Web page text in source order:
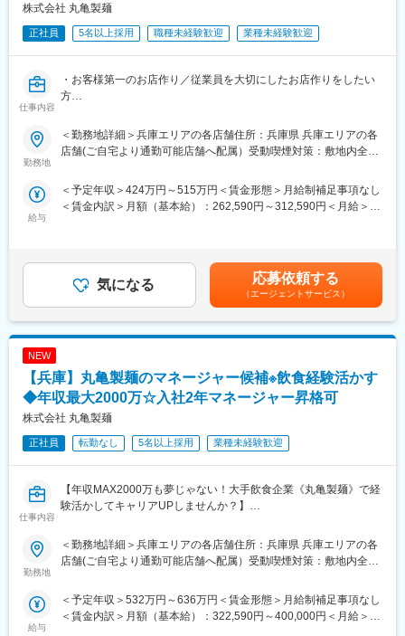
り」を大切にしています。
・店長本来の業務に集中できる環境：報告業務のシステム化やオ
ペレーションの改良を続け、店長が本来の業務に集中できる環境
を整えています。
丸亀製麺での店長候補として、あなたのキャリアを大きく広げ、
変更の範囲：会社の定める業務
■研修体制：
充実した研修体制により着実にキャリアアップを目指せます
・集合研修（2日間）：経営理念や社内規定を学び、企業理解を深
める
・基礎研修（3ヶ月間）：店舗デビュー前に基本をしっかりと身に
付けます
■キャリアパス：
の機会が豊富です。
キャリアアップの例：
さらに社内公募に挑戦し、教育研修や商品開発、海外部門など他
部門で活躍することも可能です。
■丸亀製麺の魅力：
・お客様満足を第一に： 店長の評価は【売上/利益2割、お客様満
・こだわりとぬくもり：ただチェーン店を増やすのではなく、店
舗ごとの「こだわり」を重視し、人でしか提供できない「ぬくも
り」を大切にしています。
・店長本来の業務に集中できる環境：報告業務のシステム化やオ
ペレーションの改良を続け、店長が本来の業務に集中できる環境
を整えています。
丸亀製麺での店長候補として、あなたのキャリアを大きく広げ、
成長してみませんか？
変更の範囲：会社の定める業務
株式会社 丸亀製麺
正社員 5名以上採用 職種未経験歓迎 業種未経験歓迎
仕事内容
・お客様第一のお店作り／従業員を大切にしたお店作りをしたい
方
える方
・麺職人／ハピカン制度による取り組み／海外や本部へのキャリ
アアップなど店舗責任者以外のキャリア選択も豊富！
■業務内容：【変更の範囲：会社の定める業務】
「丸亀製麺」の社員として、以下業務に従事頂きます。
・品質管理、衛生管理
・売上管理、発注作業など、店舗運営業務全般を担当します。
現場での調理作業や店舗運営をしっかりと学んでいただきます。
■研修制度
・集合研修（2日間）：経営理念や社内規定を学び、企業理解を深
める
・基礎研修（3ヶ月間）：店舗デビュー前に基本をしっかりと身に
付けます。
・実地研修（1か月～2ヶ月間／各エリアの教育指定店舗）：実際
の店舗での営業を通じてスキルを磨きます。
■未経験からのキャリアパスの多様性：
＜キャリアパス例＞
◎5年目/エリアマネージャー（25~35店舗を管理）/年収750万円
年2回の社内公募制度を利用すれば、教育研修や商品開発、海外部
そのほか、【麺職人】【ハピカンオフィサー】など自身の取り組
みが評価される制度を導入しております。
勤務地
＜勤務地詳細＞兵庫エリアの各店舗住所：兵庫県 兵庫エリアの各
店舗(ご自宅より通勤可能店舗へ配属）受動喫煙対策：敷地内全面
給与
＜予定年収＞424万円～515万円＜賃金形態＞月給制補足事項なし
＜賃金内訳＞月額（基本給）：262,590円～312,590円＜月給＞
ご経験・スキルによりオファー金額が変更となる場合がありま
す。賃金はあくまでも目安の金額であり、選考を通じて上下する
可能性があります。月給(月額)は固定手当を含めた表記です。
気になる 応募依頼する
（エージェントサービス）
NEW
【兵庫】丸亀製麺のマネージャー候補※飲食経験活かす
◆年収最大2000万☆入社2年マネージャー昇格可
株式会社 丸亀製麺
正社員 転勤なし 5名以上採用 業種未経験歓迎
仕事内容
【年収MAX2000万も夢じゃない！大手飲食企業《丸亀製麺》で経
験活かしてキャリアUPしませんか？】
格可／年2回7連休取得制度有／残業代１分単位での支給／～
■こんな方におすすめ☆：
UPしていきたい方
・『お客様満足を第一に』単独ではなくチームで顧客に還元した
勤務地
＜勤務地詳細＞兵庫エリアの各店舗住所：兵庫県 兵庫エリアの各
店舗(ご自宅より通勤可能店舗へ配属）受動喫煙対策：敷地内全面
給与
＜予定年収＞532万円～636万円＜賃金形態＞月給制補足事項なし
＜賃金内訳＞月額（基本給）：322,590円～400,000円＜月給＞